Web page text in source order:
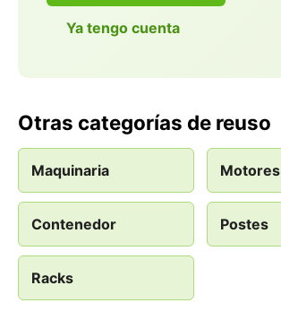
Ya tengo cuenta
Otras categorías de reuso
Maquinaria Motores
Contenedor Postes
Racks